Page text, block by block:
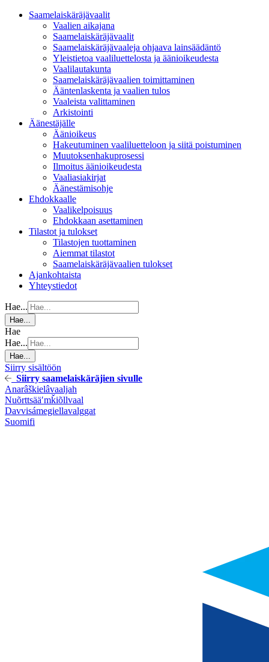
Saamelaiskäräjävaalit
Vaalien aikajana
Saamelaiskäräjävaalit
Saamelaiskäräjävaaleja ohjaava lainsäädäntö
Yleistietoa vaaliluettelosta ja äänioikeudesta
Vaalilautakunta
Saamelaiskäräjävaalien toimittaminen
Ääntenlaskenta ja vaalien tulos
Vaaleista valittaminen
Arkistointi
Äänestäjälle
Äänioikeus
Hakeutuminen vaaliluetteloon ja siitä poistuminen
Muutoksenhakuprosessi
Ilmoitus äänioikeudesta
Vaaliasiakirjat
Äänestämisohje
Ehdokkaalle
Vaalikelpoisuus
Ehdokkaan asettaminen
Tilastot ja tulokset
Tilastojen tuottaminen
Aiemmat tilastot
Saamelaiskäräjävaalien tulokset
Ajankohtaista
Yhteystiedot
Hae...
Hae...
Hae
Hae...
Hae...
Siirry sisältöön
Siirry saamelaiskäräjien sivulle
Anarâškielâvaaljah
Nuõrttsääʹmǩiõllvaal
Davvisámegiellavalggat
Suomifi